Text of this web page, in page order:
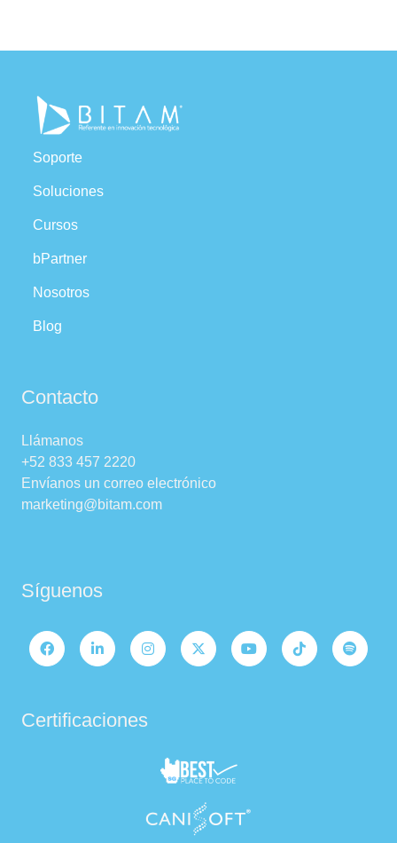
Soporte
Soluciones
Cursos
bPartner
Nosotros
Blog
Contacto
Llámanos
+52 833 457 2220
Envíanos un correo electrónico
marketing@bitam.com
Síguenos
Certificaciones